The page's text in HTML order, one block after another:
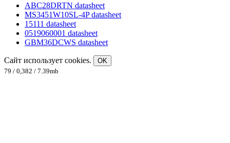
ABC28DRTN datasheet
MS3451W10SL-4P datasheet
15111 datasheet
0519060001 datasheet
GBM36DCWS datasheet
Сайт использует cookies.
OK
79 / 0,382 / 7.39mb